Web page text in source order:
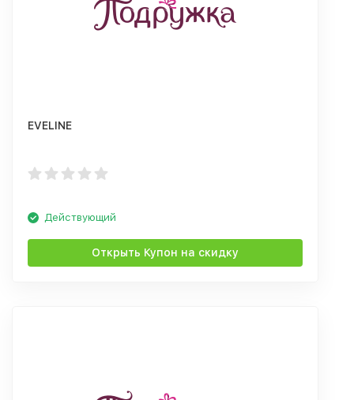
EVELINE
Действующий
Открыть Купон на скидку